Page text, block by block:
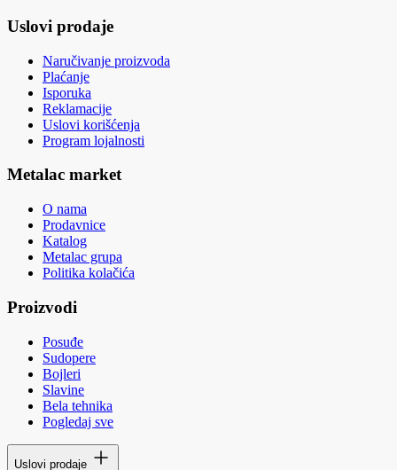
Uslovi prodaje
Naručivanje proizvoda
Plaćanje
Isporuka
Reklamacije
Uslovi korišćenja
Program lojalnosti
Metalac market
O nama
Prodavnice
Katalog
Metalac grupa
Politika kolačića
Proizvodi
Posuđe
Sudopere
Bojleri
Slavine
Bela tehnika
Pogledaj sve
Uslovi prodaje